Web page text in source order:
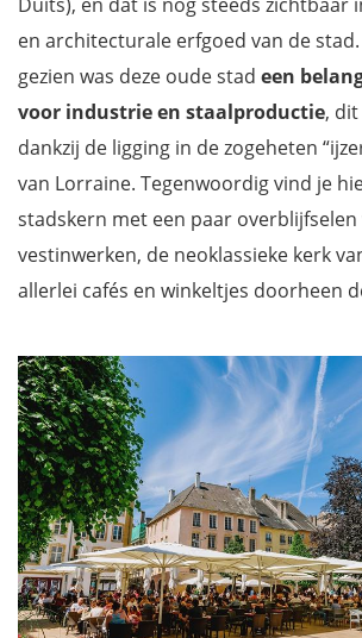
en architecturale erfgoed van de
gezien was deze oude stad een
voor industrie en staalproductie,
dankzij de ligging in de zogeheten
van Lorraine. Tegenwoordig vind je
stadskern met een paar overblijfselen
vestinwerken, de neoklassieke kerk
allerlei cafés en winkeltjes doorheen